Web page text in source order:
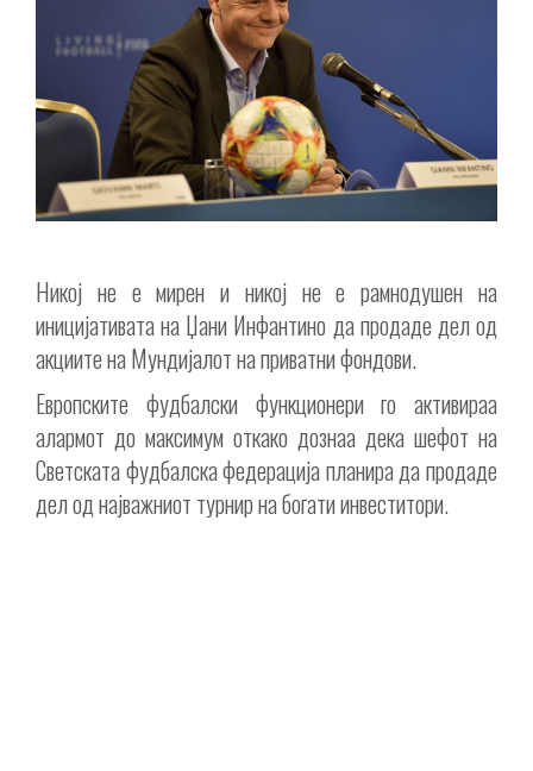
Никој не е мирен и никој не е рамнодушен на
иницијативата на Џани Инфантино да продаде дел од
акциите на Мундијалот на приватни фондови.
Европските фудбалски функционери го активираа
алармот до максимум откако дознаа дека шефот на
Светската фудбалска федерација планира да продаде
дел од најважниот турнир на богати инвеститори.